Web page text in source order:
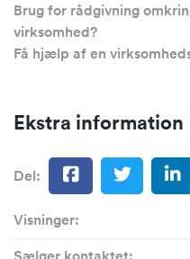
Brug for rådgivning
virksomhed?
Få hjælp af en
Ekstra information
Del:
Visninger: